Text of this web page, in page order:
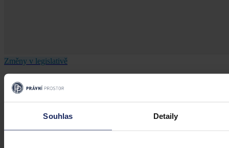
Souhlas Detaily
Změny v legislativě
Novela prováděcí vyhlášky k zákonu o
veřejném zdravotním pojištění
Dne 1. 7. 2026 své účinnosti nabyla vyhláška, kterou se mění